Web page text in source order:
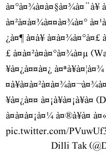
à¤°à¤¾à¤à¤§à¤¾à¤¨à¥
à¤²à¤à¤¾à¤¤à¤¾à¤°
¿à¤¶ à¤à¥ à¤à¤¾à¤°à¤£
£ à¤à¤²à¤­à¤°à¤¾à¤µ
¥à¤¿à¤¤à¤¿ à¤ªà¥à¤¦à¤¾
¥à¤¿à¤¤ à¤¡à¥à¤¡à¥à¤
à¤à¤à¤¡à¤¼ à¤®à¥à¤
pic.twitter.com/